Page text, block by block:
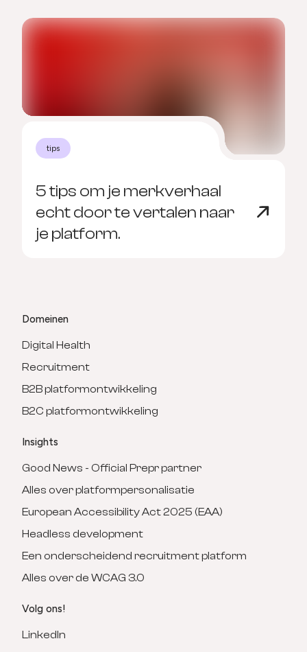
tips
5 tips om je merkverhaal
echt door te vertalen naar
je platform.
Domeinen
Digital Health
Recruitment
B2B platformontwikkeling
B2C platformontwikkeling
Insights
Good News - Official Prepr partner
Alles over platformpersonalisatie
European Accessibility Act 2025 (EAA)
Headless development
Een onderscheidend recruitment platform
Alles over de WCAG 3.0
Volg ons!
LinkedIn